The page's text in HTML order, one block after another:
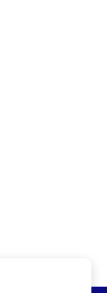
y seguros
con mangos
cómodo y
a preparar
de las
ser una